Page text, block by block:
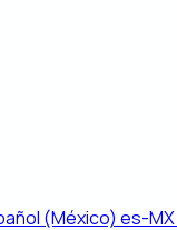
(México) es-MX